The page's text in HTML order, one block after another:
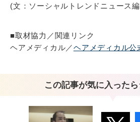
(文：ソーシャルトレンドニュース
■取材協力／関連リンク
ヘアメディカル／ヘアメディカル公
この記事が気に入ったら